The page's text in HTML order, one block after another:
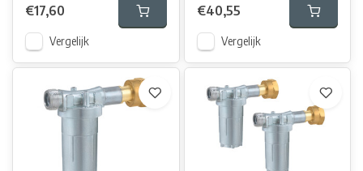
€17,60
Vergelijk
€40,55
Vergelijk